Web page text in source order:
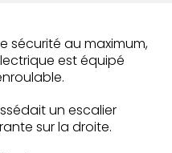
sécurité au maximum,
est équipé
un escalier
sur la droite.